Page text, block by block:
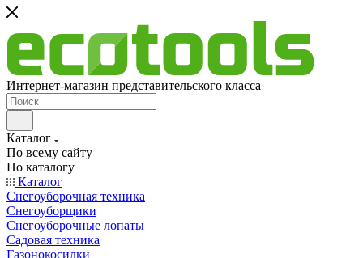
Интернет-магазин представительского класса
Каталог
По всему сайту
По каталогу
Каталог
Снегоуборочная техника
Снегоуборщики
Снегоуборочные лопаты
Садовая техника
Газонокосилки